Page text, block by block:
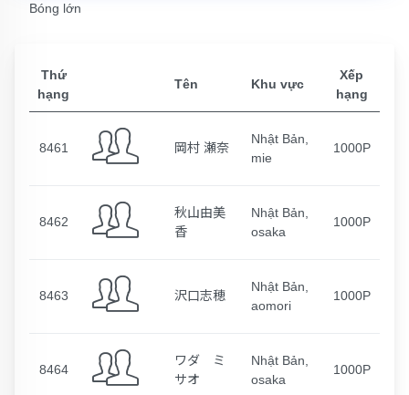
Bóng lớn
Thứ
hạng
Tên Khu vực
Xếp
hạng
8461 岡村 瀬奈
Nhật Bản,
mie
1000P
8462
秋山由美
香
Nhật Bản,
osaka
1000P
8463 沢口志穂
Nhật Bản,
aomori
1000P
8464
ワダ ミ
サオ
Nhật Bản,
osaka
1000P